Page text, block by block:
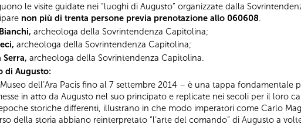
le visite guidate nei “luoghi di Augusto” organizzate dalla
non più di trenta persone previa prenotazione allo 060608.
archeologa della Sovrintendenza Capitolina;
archeologa della Sovrintendenza Capitolina;
Serra, archeologa della Sovrintendenza Capitolina.
di Augusto:
dell’Ara Pacis fino al 7 settembre 2014 – è una tappa fondamentale
in atto da Augusto nel suo principato e replicate nei secoli per il loro
storiche differenti, illustrano in che modo imperatori come Carlo
della storia abbiano reinterpretato “l’arte del comando” di Augusto a